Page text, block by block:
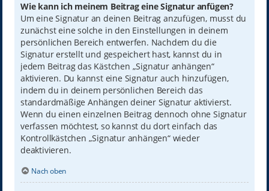
Wie kann ich meinem Beitrag eine Signatur anfügen?
Um eine Signatur an deinen Beitrag anzufügen, musst du
zunächst eine solche in den Einstellungen in deinem
persönlichen Bereich entwerfen. Nachdem du die
Signatur erstellt und gespeichert hast, kannst du in
jedem Beitrag das Kästchen „Signatur anhängen“
aktivieren. Du kannst eine Signatur auch hinzufügen,
indem du in deinem persönlichen Bereich das
standardmäßige Anhängen deiner Signatur aktivierst.
Wenn du einen einzelnen Beitrag dennoch ohne Signatur
verfassen möchtest, so kannst du dort einfach das
Kontrollkästchen „Signatur anhängen“ wieder
deaktivieren.
Nach oben